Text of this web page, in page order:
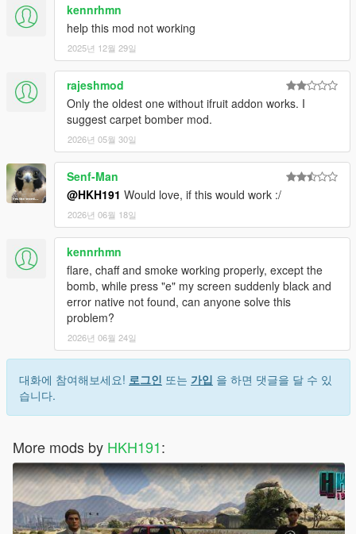
kennrhmn
help this mod not working
2025년 12월 29일
rajeshmod
Only the oldest one without ifruit addon works. I
suggest carpet bomber mod.
2026년 05월 30일
Senf-Man
@HKH191 Would love, if this would work :/
2026년 06월 18일
kennrhmn
flare, chaff and smoke working properly, except the
bomb, while press "e" my screen suddenly black and
error native not found, can anyone solve this
problem?
2026년 06월 24일
대화에 참여해보세요! 로그인 또는 가입 을 하면 댓글을 달 수 있
습니다.
More mods by HKH191: